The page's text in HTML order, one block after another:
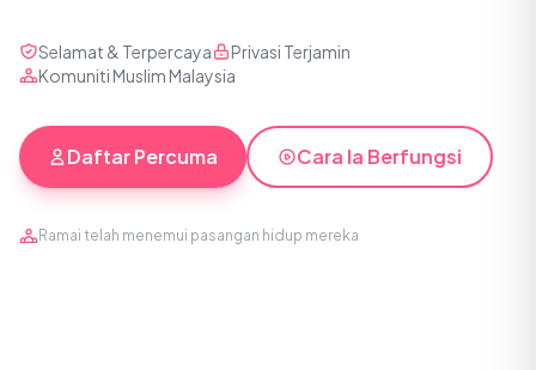
Selamat & Terpercaya
Privasi Terjamin
Komuniti Muslim Malaysia
Daftar Percuma Cara Ia Berfungsi
Ramai telah menemui pasangan hidup mereka